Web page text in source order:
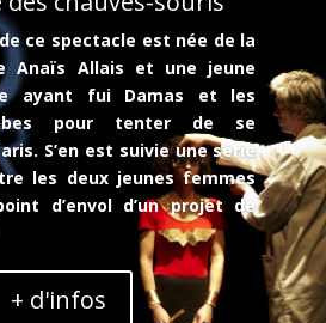
ce spectacle est née de la
Anaïs Allais et une jeune
ayant fui Damas et les
pour tenter de se
S’en est suivie une série
les deux jeunes femmes
d’envol d’un projet de
+ d'infos